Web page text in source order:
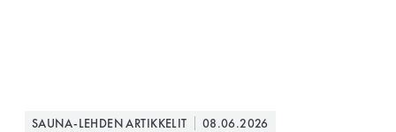
SAUNA-LEHDEN ARTIKKELIT 08.06.2026